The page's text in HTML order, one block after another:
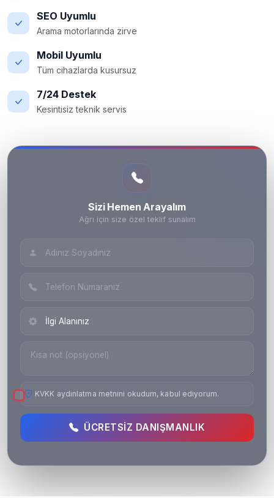
SEO Uyumlu
Arama motorlarında zirve
Mobil Uyumlu
Tüm cihazlarda kusursuz
7/24 Destek
Kesintisiz teknik servis
Sizi Hemen Arayalım
Ağrı için size özel teklif sunalım
KVKK aydınlatma metnini okudum, kabul ediyorum.
ÜCRETSIZ DANIŞMANLIK